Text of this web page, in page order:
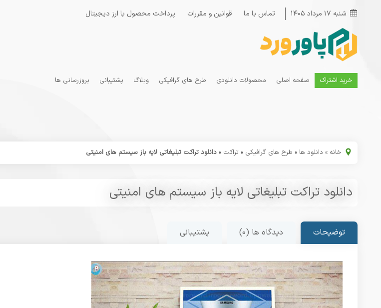
شنبه ۱۷ مرداد ۱۴۰۵ تماس با ما قوانین و مقررات پرداخت محصول با ارز دیجیتال
خرید اشتراک صفحه اصلی محصولات دانلودی طرح های گرافیکی وبلاگ پشتیبانی بروزرسانی ها
خانه » دانلود ها » طرح های گرافیکی » تراکت » دانلود تراکت تبلیغاتی لایه باز سیستم های امنیتی
دانلود تراکت تبلیغاتی لایه باز سیستم های امنیتی
توضیحات دیدگاه ها (0) پشتیبانی